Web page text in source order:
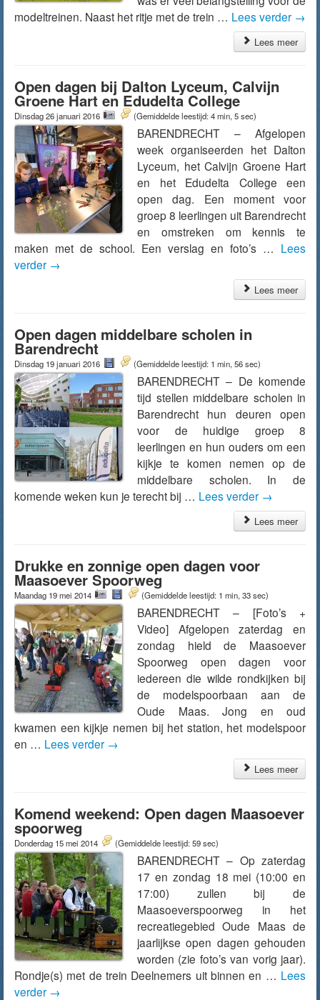
modeltreinen. Naast het ritje met de trein … Lees verder →
Lees meer
Open dagen bij Dalton Lyceum, Calvijn
Groene Hart en Edudelta College
Dinsdag 26 januari 2016 (Gemiddelde leestijd: 4 min, 5 sec)
BARENDRECHT – Afgelopen
week organiseerden het Dalton
Lyceum, het Calvijn Groene Hart
en het Edudelta College een
open dag. Een moment voor
groep 8 leerlingen uit Barendrecht
en omstreken om kennis te
maken met de school. Een verslag en foto’s … Lees
verder →
Lees meer
Open dagen middelbare scholen in
Barendrecht
Dinsdag 19 januari 2016 (Gemiddelde leestijd: 1 min, 56 sec)
BARENDRECHT – De komende
tijd stellen middelbare scholen in
Barendrecht hun deuren open
voor de huidige groep 8
leerlingen en hun ouders om een
kijkje te komen nemen op de
middelbare scholen. In de
komende weken kun je terecht bij … Lees verder →
Lees meer
Drukke en zonnige open dagen voor
Maasoever Spoorweg
Maandag 19 mei 2014 (Gemiddelde leestijd: 1 min, 33 sec)
BARENDRECHT – [Foto’s +
Video] Afgelopen zaterdag en
zondag hield de Maasoever
Spoorweg open dagen voor
iedereen die wilde rondkijken bij
de modelspoorbaan aan de
Oude Maas. Jong en oud
kwamen een kijkje nemen bij het station, het modelspoor
en … Lees verder →
Lees meer
Komend weekend: Open dagen Maasoever
spoorweg
Donderdag 15 mei 2014 (Gemiddelde leestijd: 59 sec)
BARENDRECHT – Op zaterdag
17 en zondag 18 mei (10:00 en
17:00) zullen bij de
Maasoeverspoorweg in het
recreatiegebied Oude Maas de
jaarlijkse open dagen gehouden
worden (zie foto’s van vorig jaar).
Rondje(s) met de trein Deelnemers uit binnen en … Lees
verder →